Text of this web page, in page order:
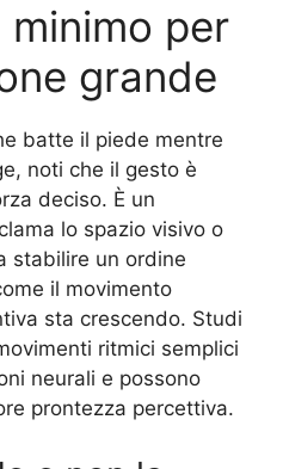
minimo per
grande
batte il piede mentre
noti che il gesto è
deciso. È un
lo spazio visivo o
stabilire un ordine
il movimento
sta crescendo. Studi
ritmici semplici
neurali e possono
prontezza percettiva.